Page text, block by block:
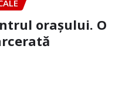
orașului. O